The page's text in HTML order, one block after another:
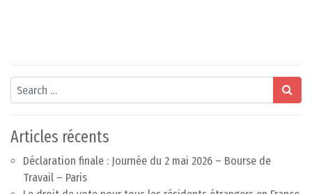
Search
Articles récents
Déclaration finale : Journée du 2 mai 2026 – Bourse de
Travail – Paris